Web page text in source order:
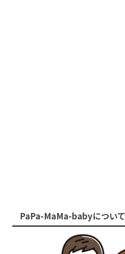
PaPa-MaMa-babyについて